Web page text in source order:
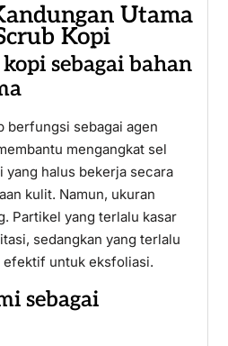
Utama
Kopi
sebagai bahan
berfungsi sebagai agen
mengangkat sel
yang halus bekerja secara
kulit. Namun, ukuran
Partikel yang terlalu kasar
sedangkan yang terlalu
efektif untuk eksfoliasi.
sebagai